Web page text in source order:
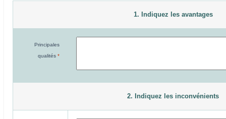
1. Indiquez les avantages
Principales
qualités *
2. Indiquez les inconvénients